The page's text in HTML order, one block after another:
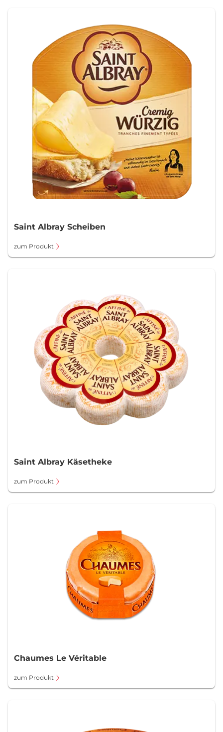
Saint Albray Scheiben
zum Produkt
Saint Albray Käsetheke
zum Produkt
Chaumes Le Véritable
zum Produkt